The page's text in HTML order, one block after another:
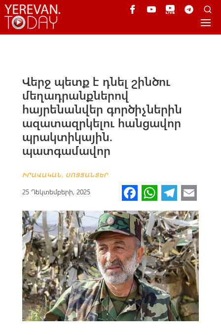
Վերջ պետք է դնել շինծու
մեղադրանքներով
հայրենանվեր գործիչներին
ազատազրկելու հանցավոր
պրակտիկային.
պատգամավոր
ԻՐԱՎԱԿԱՆ, ՍՈՑՑԱՆՑԵՐ
25 Դեկտեմբերի, 2025 Fa
ce
b
o
o
k
W
h
at
s
A
p
p
Te
le
gr
a
m
m
ail